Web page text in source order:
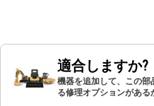
適合しますか?
機器を追加して、この部
る修理オプションがある